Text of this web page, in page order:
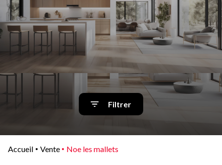
&
Vendre
Biens
vendus
Alerte
E-mail
Filtrer
Accueil Vente Noe les mallets